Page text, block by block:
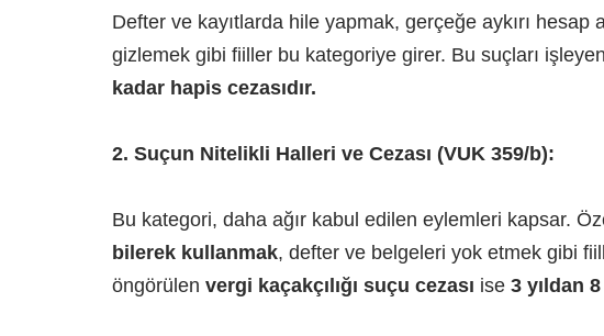
Defter ve kayıtlarda hile yapmak, gerçeğe aykırı
gizlemek gibi fiiller bu kategoriye girer. Bu suçları
kadar hapis cezasıdır.
2. Suçun Nitelikli Halleri ve Cezası (VUK 359/b):
Bu kategori, daha ağır kabul edilen eylemleri kapsar.
bilerek kullanmak, defter ve belgeleri yok etmek gibi
öngörülen vergi kaçakçılığı suçu cezası ise 3 yıldan